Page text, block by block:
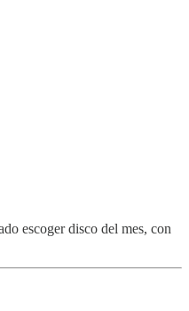
escoger disco del mes, con